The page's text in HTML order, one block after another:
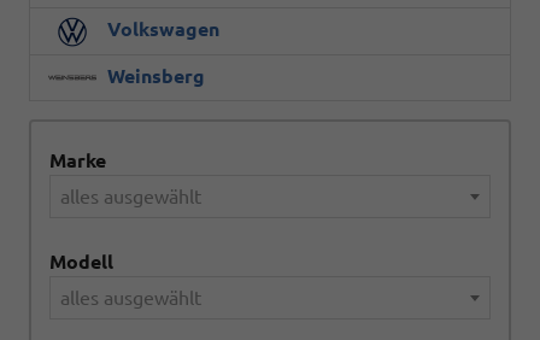
Volkswagen
Weinsberg
Marke
alles ausgewählt
Modell
alles ausgewählt